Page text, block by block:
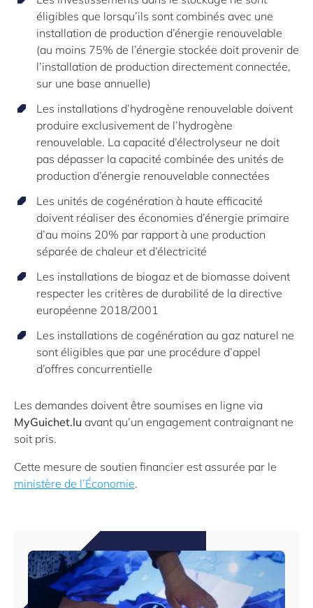
éligibles que lorsqu’ils sont combinés avec une
installation de production d’énergie renouvelable
(au moins 75% de l’énergie stockée doit provenir de
l’installation de production directement connectée,
sur une base annuelle)
Les installations d’hydrogène renouvelable doivent
produire exclusivement de l’hydrogène
renouvelable. La capacité d’électrolyseur ne doit
pas dépasser la capacité combinée des unités de
production d’énergie renouvelable connectées
Les unités de cogénération à haute efficacité
doivent réaliser des économies d’énergie primaire
d’au moins 20% par rapport à une production
séparée de chaleur et d’électricité
Les installations de biogaz et de biomasse doivent
respecter les critères de durabilité de la directive
européenne 2018/2001
Les installations de cogénération au gaz naturel ne
sont éligibles que par une procédure d’appel
d’offres concurrentielle
Les demandes doivent être soumises en ligne via
MyGuichet.lu avant qu’un engagement contraignant ne
soit pris.
Cette mesure de soutien financier est assurée par le
ministère de l’Économie.